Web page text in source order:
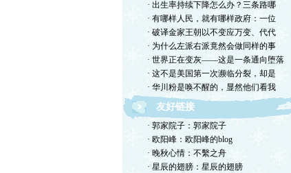
· 出生率持续下降怎么办？三条路哪
· 有哪样人民，就有哪样政府：一位
· 破译金家王朝以不变应万变、代代
· 为什么左派右派竟然会做同样的事
· 世界正在变灰——这是一条通向堕落
· 这不是美国第一次濒临分裂，却是
· 华川粉是唤不醒的，显然他们看我
友好链接
· 郭家院子：郭家院子
· 欧阳峰：欧阳峰的blog
· 晚秋心情：不繫之舟
· 星辰的翅膀：星辰的翅膀